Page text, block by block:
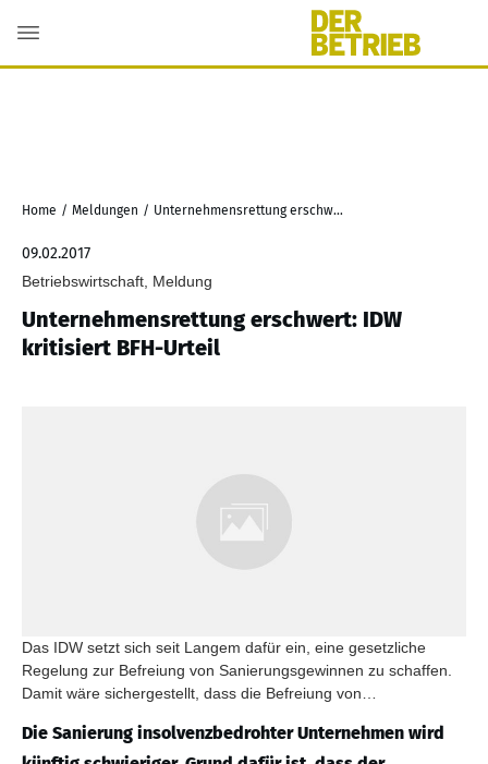
Home / Meldungen / Unternehmensrettung erschwert: IDW kritisiert BFH-Urteil
09.02.2017
Betriebswirtschaft, Meldung
Unternehmensrettung erschwert: IDW
kritisiert BFH-Urteil
Das IDW setzt sich seit Langem dafür ein, eine gesetzliche
Regelung zur Befreiung von Sanierungsgewinnen zu schaffen.
Damit wäre sichergestellt, dass die Befreiung von
Die Sanierung insolvenzbedrohter Unternehmen wird